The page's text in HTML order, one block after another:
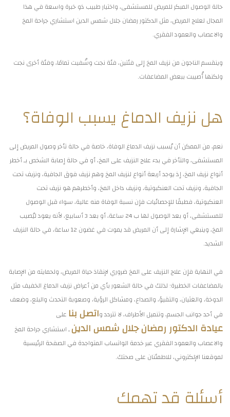
حالة الوصول المبكر للمريض للمستشفى، واختيار طبيب ذو خبرة واسعة في هذا
المجال لعلاج المريض، مثل الدكتور رمضان جلال شمس الدين استشاري جراحة المخ
والاعصاب والعمود الفقري.
وينقسم الناجون من نزيف المخ إلى فئتين، فئة نجت وشُفيت تمامًا، وفئة أخرى نجت
ولكنها أُصيبت ببعض المضاعفات.
هل نزيف الدماغ يسبب الوفاة؟
نعم، من الممكن أن يُسبب نزيف الدماغ الوفاة، خاصة في حالة تأخر وصول المريض إلى
المستشفى، والتأخر في بدء علاج النزيف على المخ، أو في حالة إصابة الشخص بـ أخطر
أنواع نزيف المخ، إذ يوجد أربعة أنواع لنزيف المخ وهم نزيف فوق الجافية، ونزيف تحت
الجافية، ونزيف تحت العنكبوتية، ونزيف داخل المخ، وأخطرهم هو نزيف تحت
العنكبوتية، فطبقًا للإحصائيات فإن نسبة الوفاة منه عالية، سواء قبل الوصول
للمستشفى، أو بعد الوصول لها ب 24 ساعة، أو بعد 3 أسابيع، لأنه يعود ليُصيب
المخ، وينبغي الإشارة إلى أن المريض قد يموت في غضون 12 ساعة، في حالة النزيف
الشديد.
في النهاية فإن علاج النزيف على المخ ضروري لإنقاذ حياة المريض، ولحمايته من الإصابة
بالمضاعفات الخطيرة؛ لذلك في حالة الشعور بأي من أعراض نزيف الدماغ الخفيف مثل
الدوخة، والغثيان، والتقيؤ، والصداع، ومشاكل الرؤية، وصعوبة التحدث والبلع، وضعف
في أحد جوانب الجسم، وتنميل الأطراف، لا تتردد واتصل بنا على
عيادة الدكتور رمضان جلال شمس الدينـ استشاري جراحة المخ
والاعصاب والعمود الفقري عبر خدمة الواتساب المتواجدة في الصفحة الرئيسية
لموقعنا الإلكتروني، للاطمئنان على صحتك.
أسئلة قد تهمك